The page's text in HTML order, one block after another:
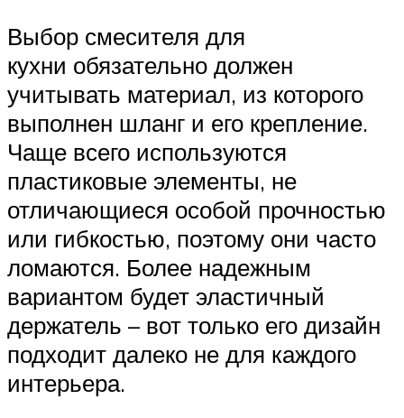
Выбор смесителя для
кухни обязательно должен
учитывать материал, из которого
выполнен шланг и его крепление.
Чаще всего используются
пластиковые элементы, не
отличающиеся особой прочностью
или гибкостью, поэтому они часто
ломаются. Более надежным
вариантом будет эластичный
держатель – вот только его дизайн
подходит далеко не для каждого
интерьера.